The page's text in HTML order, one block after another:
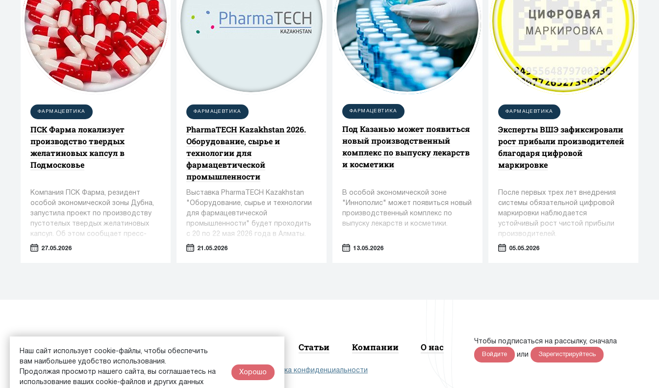
ФАРМАЦЕВТИКА
ПСК Фарма локализует
производство твердых
желатиновых капсул в
Подмосковье
Компания ПСК Фарма, резидент
особой экономической зоны Дубна,
запустила проект по производству
пустотелых твердых желатиновых
капсул. Об этом сообщает пресс-
служба Министерства инвестиций,
27.05.2026
ФАРМАЦЕВТИКА
PharmaTECH Kazakhstan 2026.
Оборудование, сырье и
технологии для
фармацевтической
промышленности
Выставка PharmaTECH Kazakhstan
"Оборудование, сырье и технологии
для фармацевтической
промышленности" будет проходить
с 20 по 22 мая 2026 года в Алматы.
21.05.2026
ФАРМАЦЕВТИКА
Под Казанью может появиться
новый производственный
комплекс по выпуску лекарств
и косметики
В особой экономической зоне
"Иннополис" может появиться новый
производственный комплекс по
выпуску лекарств и косметики.
13.05.2026
ФАРМАЦЕВТИКА
Эксперты ВШЭ зафиксировали
рост прибыли производителей
благодаря цифровой
маркировке
После первых трех лет внедрения
системы обязательной цифровой
маркировки наблюдается
устойчивый рост чистой прибыли
производителей.
05.05.2026
Каталог Обзоры Статьи Компании О нас
© 2026 Equipment Vita Analytics |Пользовательское соглашение|Политика конфиденциальности
Чтобы подписаться на рассылку, сначала
Войдите или Зарегистрируйтесь
Наш сайт использует cookie-файлы, чтобы обеспечить
вам наибольшее удобство использования.
Продолжая просмотр нашего сайта, вы соглашаетесь на
использование ваших cookie-файлов и других данных
Хорошо